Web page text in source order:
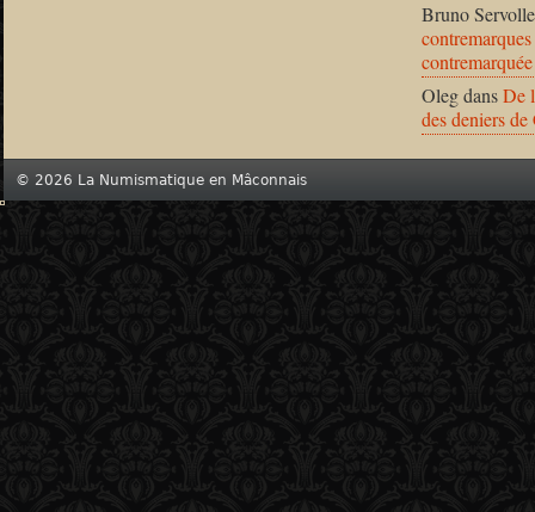
Bruno Servolle
OlegdansDe
des deniers
© 2026 La Numismatique en Mâconnais